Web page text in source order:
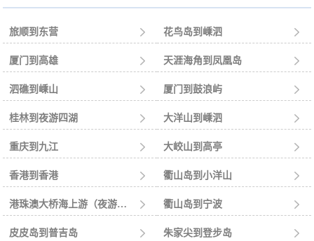
旅顺到东营  花鸟岛到嵊泗 
厦门到高雄  天涯海角到凤凰岛 
泗礁到嵊山  厦门到鼓浪屿 
桂林到夜游四湖  大洋山到嵊泗 
重庆到九江  大峧山到高亭 
香港到香港  衢山岛到小洋山 
港珠澳大桥海上游（夜游）到珠海  衢山岛到宁波 
皮皮岛到普吉岛  朱家尖到登步岛 